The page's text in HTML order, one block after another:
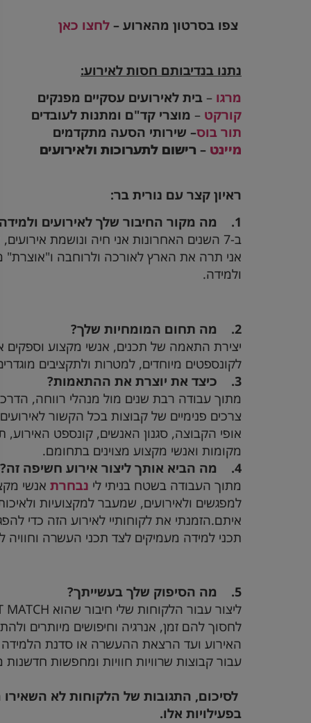
צפו בסרטון מהארוע – לחצו כאן
נתנו בנדיבותם חסות לאירוע:
מרגו – בית לאירועים עסקיים מפנקים
קורקט – מוצרי קד"ם ומתנות לעובדים
תור בוס– שירותי הסעה מתקדמים
מיינט – רישום לתערוכות ולאירועים
ראיון קצר עם נורית בר:
1.
מה מקור החיבור שלך לאירועים
ב-7 השנים האחרונות אני חיה ונושמת אירועים, הדרכות והפקות, הן כמקבלת שירות והן כנותנת שירות.
אני תרה את הארץ לאורכה ולרוחבה ו"אוצרת"
ולמידה.
2.
מה תחום המומחיות שלך?
יצירת התאמה של תכנים, אנשי מקצוע וספקים
לקונספטים מיוחדים, למטרות ולתקציבים
3.
כיצד את יוצרת את ההתאמות?
מתוך עבודה רבת שנים מול מנהלי רווחה,
צרכים פנימיים של קבוצות בכל הקשור
אופי הקבוצה, סגנון האנשים, קונספט האירוע,
מקומות ואנשי מקצוע מצוינים בתחומם.
4.
מה הביא אותך ליצור אירוע חשיפה זה?
מתוך העבודה בשטח בניתי לי נבחרתאנשי
למפגשים ולאירועים, שמעבר למקצועיות
איתם.הזמנתי את לקוחותיי לאירוע הזה כדי
תכני למידה מעמיקים לצד תכני העשרה וחוויה
5.
מה הסיפוק שלך בעשייתך?
ליצור עבור הלקוחות שלי חיבור שהוא MATCH
לחסוך להם זמן, אנרגיה וחיפושים מיותרים
האירוע ועד הרצאת ההעשרה או סדנת
עבור קבוצות שרוויות חוויות ומחפשות
לסיכום, התגובות של הלקוחות לא
בפעילויות אלו.